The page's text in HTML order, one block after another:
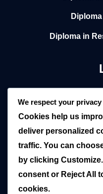
Diploma in
We respect your privacy
Cookies help us
deliver personalized
traffic. You can
by clicking Customize
consent or Reject All
cookies.